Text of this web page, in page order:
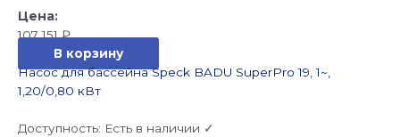
107 151₽
В корзину
Насос для бассейна Speck BADU SuperPro 19, 1~,
1,20/0,80 кВт
Доступность: Есть в наличии ✓